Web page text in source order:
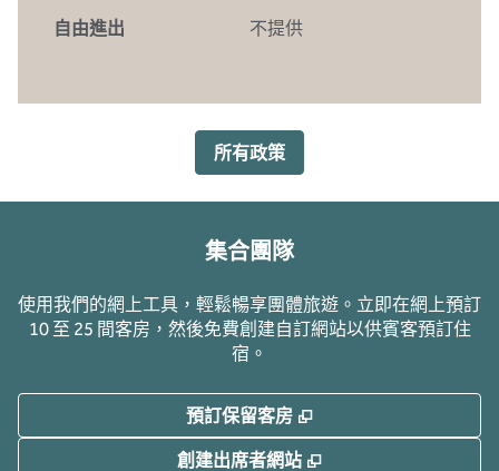
自由進出 不提供
所有政策
集合團隊
使用我們的網上工具，輕鬆暢享團體旅遊。立即在網上預訂
10 至 25 間客房，然後免費創建自訂網站以供賓客預訂住
宿。
預訂保留客房 ,
創建出席者網站 ,